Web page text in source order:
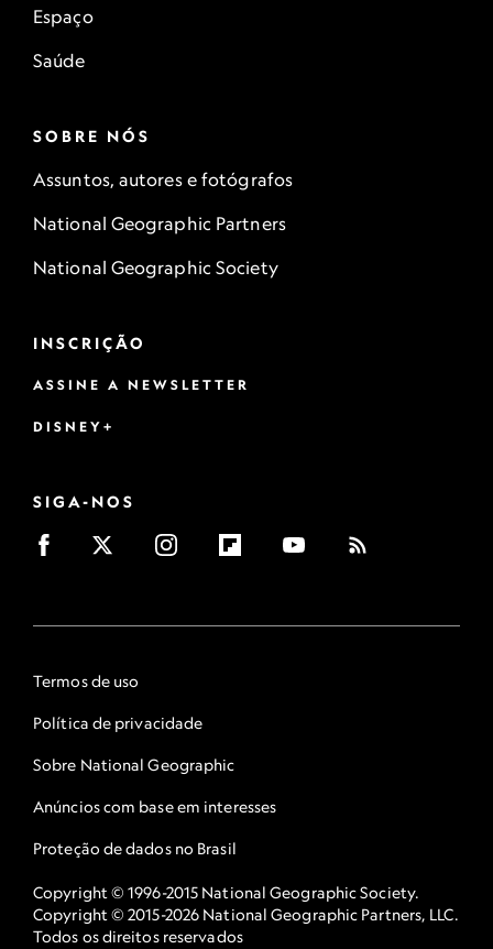
Espaço
Saúde
SOBRE NÓS
Assuntos, autores e fotógrafos
National Geographic Partners
National Geographic Society
INSCRIÇÃO
ASSINE A NEWSLETTER
DISNEY+
SIGA-NOS
Termos de uso
Política de privacidade
Sobre National Geographic
Anúncios com base em interesses
Proteção de dados no Brasil
Copyright © 1996-2015 National Geographic Society.
Copyright © 2015-2026 National Geographic Partners, LLC.
Todos os direitos reservados